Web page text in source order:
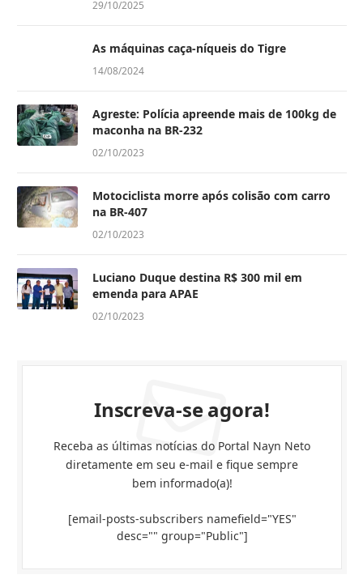
29/10/2025
As máquinas caça-níqueis do Tigre
14/08/2024
Agreste: Polícia apreende mais de 100kg de
maconha na BR-232
02/10/2023
Motociclista morre após colisão com carro
na BR-407
02/10/2023
Luciano Duque destina R$ 300 mil em
emenda para APAE
02/10/2023
Inscreva-se agora!
Receba as últimas notícias do Portal Nayn Neto
diretamente em seu e-mail e fique sempre
bem informado(a)!
[email-posts-subscribers namefield="YES"
desc="" group="Public"]